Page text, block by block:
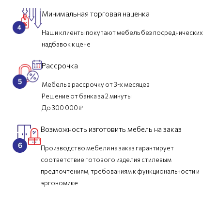
Минимальная торговая наценка
Наши клиенты покупают мебель без посреднических
надбавок к цене
Рассрочка
Мебель в рассрочку от 3-х месяцев
Решение от банка за 2 минуты
До 300 000 ₽
Возможность изготовить мебель на заказ
Производство мебели на заказ гарантирует
соответствие готового изделия стилевым
предпочтениям, требованиям к функциональности и
эргономике